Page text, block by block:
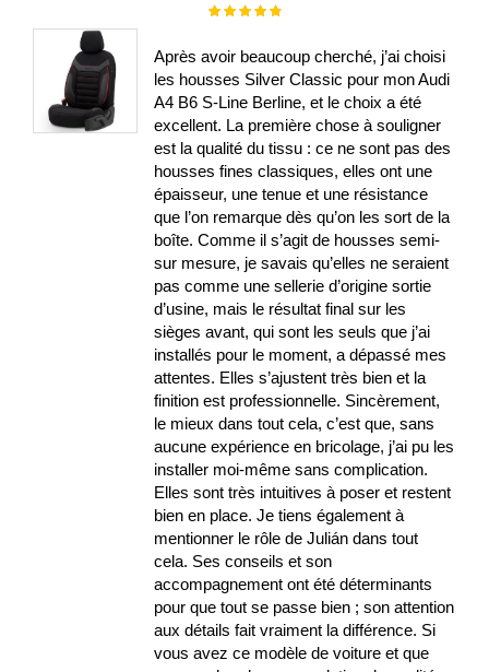
Évaluation :
Après avoir beaucoup cherché, j’ai choisi
les housses Silver Classic pour mon Audi
A4 B6 S-Line Berline, et le choix a été
excellent. La première chose à souligner
est la qualité du tissu : ce ne sont pas des
housses fines classiques, elles ont une
épaisseur, une tenue et une résistance
que l’on remarque dès qu’on les sort de la
boîte. Comme il s’agit de housses semi-
sur mesure, je savais qu’elles ne seraient
pas comme une sellerie d’origine sortie
d’usine, mais le résultat final sur les
sièges avant, qui sont les seuls que j’ai
installés pour le moment, a dépassé mes
attentes. Elles s’ajustent très bien et la
finition est professionnelle. Sincèrement,
le mieux dans tout cela, c’est que, sans
aucune expérience en bricolage, j’ai pu les
installer moi-même sans complication.
Elles sont très intuitives à poser et restent
bien en place. Je tiens également à
mentionner le rôle de Julián dans tout
cela. Ses conseils et son
accompagnement ont été déterminants
pour que tout se passe bien ; son attention
aux détails fait vraiment la différence. Si
vous avez ce modèle de voiture et que